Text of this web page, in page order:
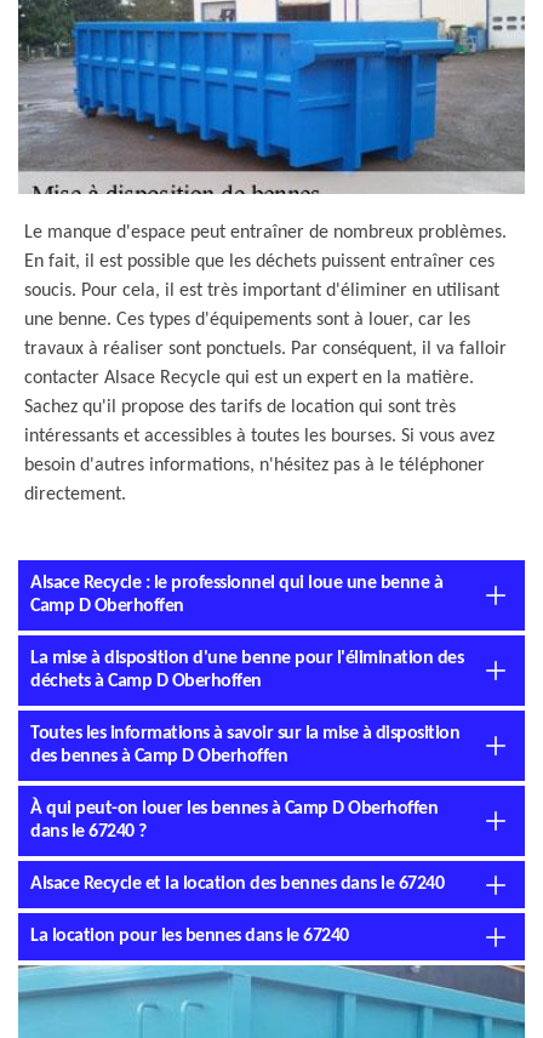
Le manque d'espace peut entraîner de nombreux problèmes.
En fait, il est possible que les déchets puissent entraîner ces
soucis. Pour cela, il est très important d'éliminer en utilisant
une benne. Ces types d'équipements sont à louer, car les
travaux à réaliser sont ponctuels. Par conséquent, il va falloir
contacter Alsace Recycle qui est un expert en la matière.
Sachez qu'il propose des tarifs de location qui sont très
intéressants et accessibles à toutes les bourses. Si vous avez
besoin d'autres informations, n'hésitez pas à le téléphoner
directement.
Alsace Recycle : le professionnel qui loue une benne à
Camp D Oberhoffen
La mise à disposition d'une benne pour l'élimination des
déchets à Camp D Oberhoffen
Toutes les informations à savoir sur la mise à disposition
des bennes à Camp D Oberhoffen
À qui peut-on louer les bennes à Camp D Oberhoffen
dans le 67240 ?
Alsace Recycle et la location des bennes dans le 67240
La location pour les bennes dans le 67240